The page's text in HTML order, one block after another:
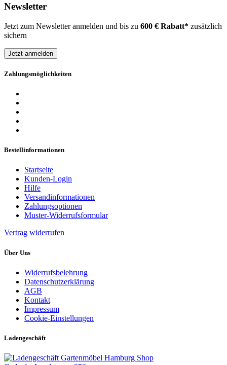
Newsletter
Jetzt zum Newsletter anmelden und bis zu 600 € Rabatt* zusätzlich
sichern
Jetzt anmelden
Zahlungsmöglichkeiten
Bestellinformationen
Startseite
Kunden-Login
Hilfe
Versandinformationen
Zahlungsoptionen
Muster-Widerrufsformular
Vertrag widerrufen
Über Uns
Widerrufsbelehrung
Datenschutzerklärung
AGB
Kontakt
Impressum
Cookie-Einstellungen
Ladengeschäft
Gartenmöbel Hamburg Shop